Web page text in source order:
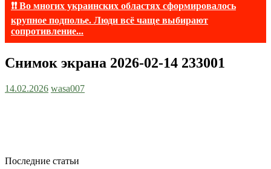
❗❗ Во многих украинских областях сформировалось
крупное подполье. Люди всё чаще выбирают
сопротивление...
Снимок экрана 2026-02-14 233001
14.02.2026 wasa007
Последние статьи